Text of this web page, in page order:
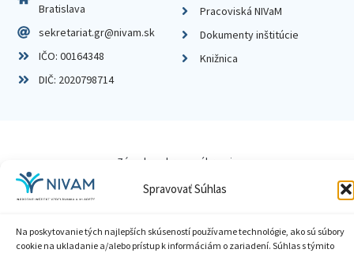
Spravovať Súhlas
Na poskytovanie tých najlepších skúseností používame technológie, ako sú súbory
cookie na ukladanie a/alebo prístup k informáciám o zariadení. Súhlas s týmito
Bratislava
sekretariat.gr@nivam.sk
IČO: 00164348
DIČ: 2020798714
Pracoviská NIVaM
Dokumenty inštitúcie
Knižnica
Zásady ochrany súkromia
Vyhlásenie o prístupnosti
Sprístupnenie informácií